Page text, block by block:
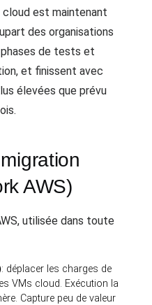
cloud est maintenant
des organisations
de tests et
et finissent avec
élevées que prévu
AWS)
utilisée dans toute
: déplacer les charges de
VMs cloud. Exécution la
Capture peu de valeur